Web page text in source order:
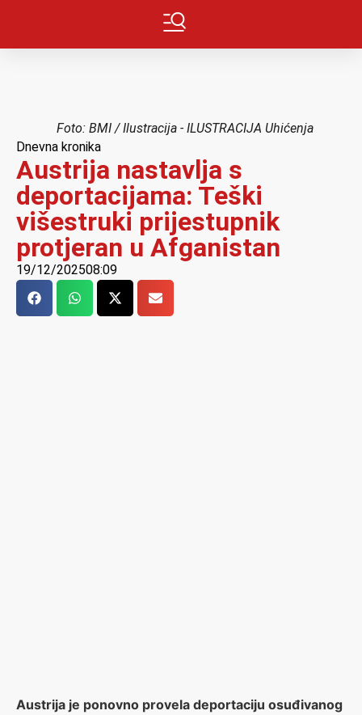
Foto: BMI / Ilustracija - ILUSTRACIJA Uhićenja
Dnevna kronika
Austrija nastavlja s
deportacijama: Teški
višestruki prijestupnik
protjeran u Afganistan
19/12/202508:09
Austrija je ponovno provela deportaciju osuđivanog